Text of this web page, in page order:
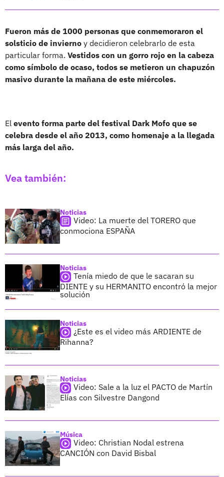
Fueron más de 1000 personas que conmemoraron el
solsticio de invierno y decidieron celebrarlo de esta
particular forma. Vestidos con un gorro rojo en la cabeza
como símbolo de ocaso, todos se metieron un chapuzón
masivo durante la mañana de este miércoles.
El evento forma parte del festival Dark Mofo que se
celebra desde el año 2013, como homenaje a la llegada
más larga del año.
Vea también:
Noticias
Video: La muerte del TORERO que
conmociona ESPAÑA
Noticias
Tenía miedo de que le sacaran su
DIENTE y su HERMANITO encontró la mejor
solución
Noticias
¿Este es el video más ARDIENTE de
Rihanna?
Noticias
Video: Sale a la luz el PACTO de Martín
Elías con Silvestre Dangond
Música
Video: Christian Nodal estrena
CANCIÓN con David Bisbal